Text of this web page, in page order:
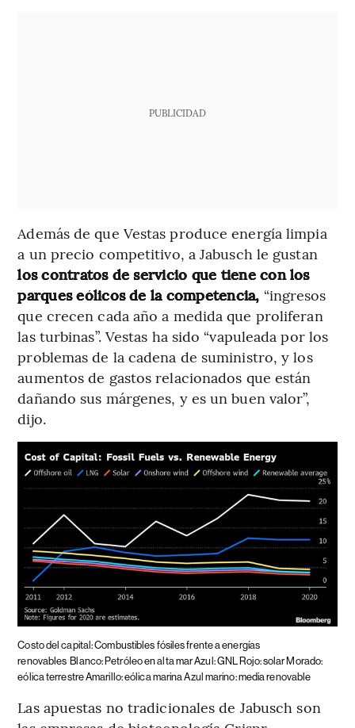
PUBLICIDAD
Además de que Vestas produce energía limpia
a un precio competitivo, a Jabusch le gustan
los contratos de servicio que tiene con los
parques eólicos de la competencia, “ingresos
que crecen cada año a medida que proliferan
las turbinas”. Vestas ha sido “vapuleada por los
problemas de la cadena de suministro, y los
aumentos de gastos relacionados que están
dañando sus márgenes, y es un buen valor”,
dijo.
Costo del capital: Combustibles fósiles frente a energías
renovables Blanco: Petróleo en alta mar Azul: GNL Rojo: solar Morado:
eólica terrestre Amarillo: eólica marina Azul marino: media renovable
Las apuestas no tradicionales de Jabusch son